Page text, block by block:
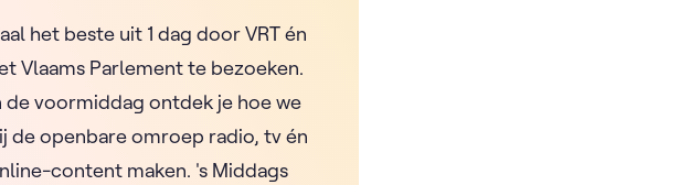
het beste uit 1 dag door VRT én
Vlaams Parlement te bezoeken.
de voormiddag ontdek je hoe we
de openbare omroep radio, tv én
content maken. 's Middags